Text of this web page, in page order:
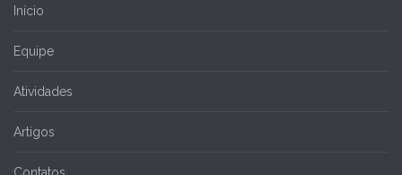
Início
Equipe
Atividades
Artigos